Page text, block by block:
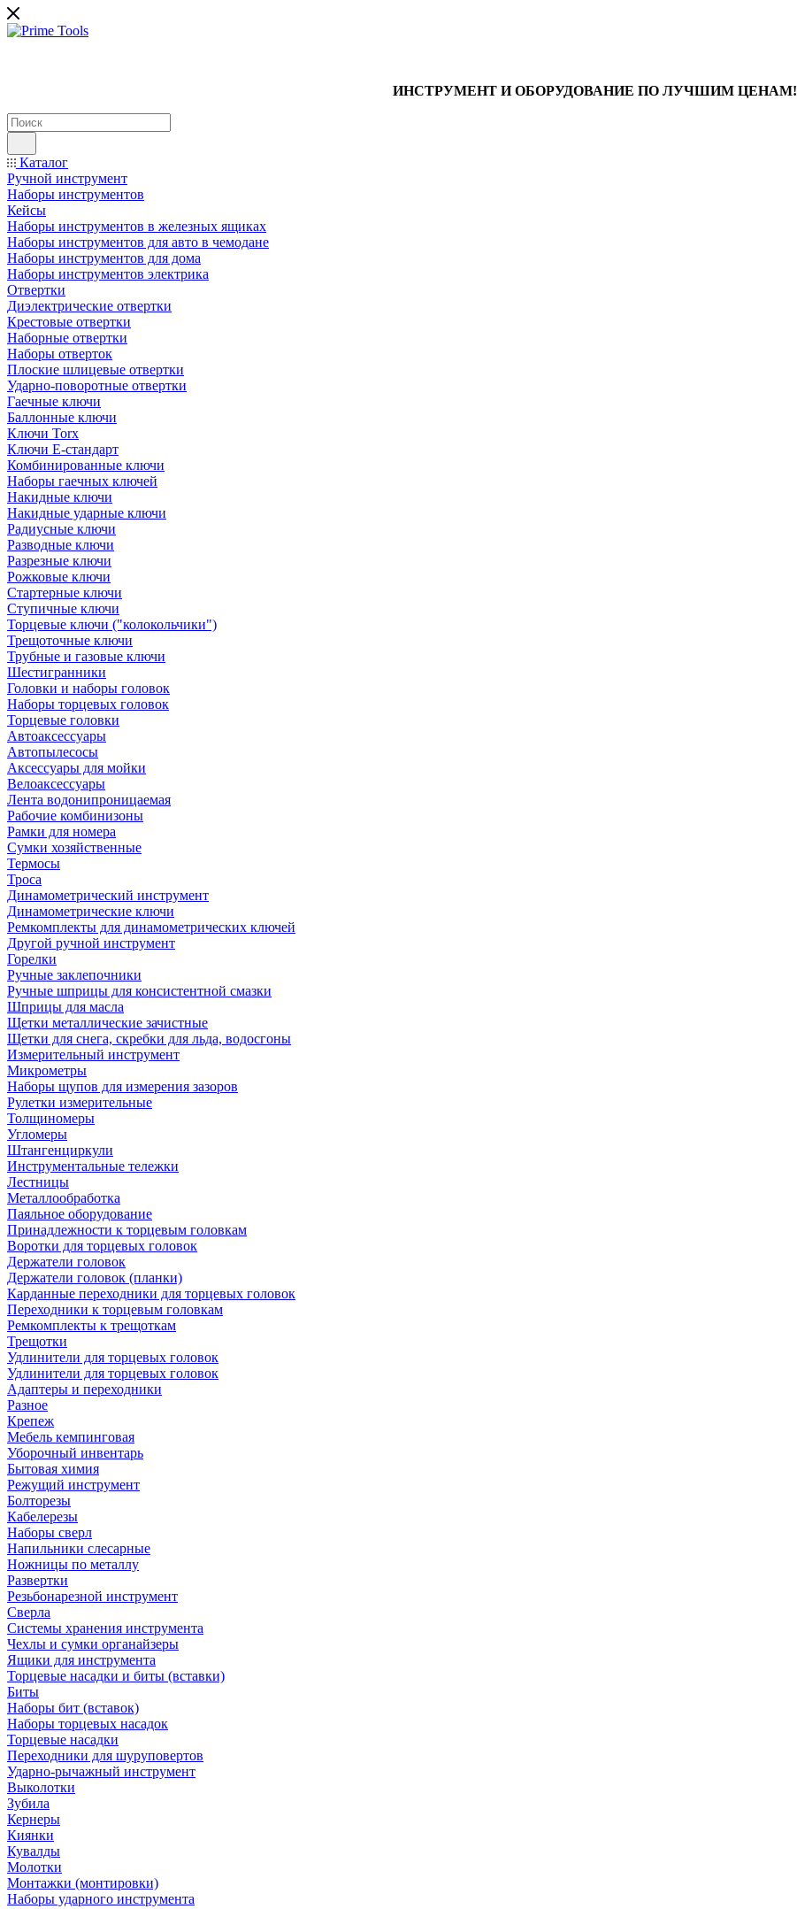
ИНСТРУМЕНТ И ОБОРУДОВАНИЕ ПО ЛУЧШИМ ЦЕНАМ!
Каталог
Ручной инструмент
Наборы инструментов
Кейсы
Наборы инструментов в железных ящиках
Наборы инструментов для авто в чемодане
Наборы инструментов для дома
Наборы инструментов электрика
Отвертки
Диэлектрические отвертки
Крестовые отвертки
Наборные отвертки
Наборы отверток
Плоские шлицевые отвертки
Ударно-поворотные отвертки
Гаечные ключи
Баллонные ключи
Ключи Torx
Ключи Е-стандарт
Комбинированные ключи
Наборы гаечных ключей
Накидные ключи
Накидные ударные ключи
Радиусные ключи
Разводные ключи
Разрезные ключи
Рожковые ключи
Стартерные ключи
Ступичные ключи
Торцевые ключи ("колокольчики")
Трещоточные ключи
Трубные и газовые ключи
Шестигранники
Головки и наборы головок
Наборы торцевых головок
Торцевые головки
Автоаксессуары
Автопылесосы
Аксессуары для мойки
Велоаксессуары
Лента водонипроницаемая
Рабочие комбинизоны
Рамки для номера
Сумки хозяйственные
Термосы
Троса
Динамометрический инструмент
Динамометрические ключи
Ремкомплекты для динамометрических ключей
Другой ручной инструмент
Горелки
Ручные заклепочники
Ручные шприцы для консистентной смазки
Шприцы для масла
Щетки металлические зачистные
Щетки для снега, скребки для льда, водосгоны
Измерительный инструмент
Микрометры
Наборы щупов для измерения зазоров
Рулетки измерительные
Толщиномеры
Угломеры
Штангенциркули
Инструментальные тележки
Лестницы
Металлообработка
Паяльное оборудование
Принадлежности к торцевым головкам
Воротки для торцевых головок
Держатели головок
Держатели головок (планки)
Карданные переходники для торцевых головок
Переходники к торцевым головкам
Ремкомплекты к трещоткам
Трещотки
Удлинители для торцевых головок
Удлинители для торцевых головок
Адаптеры и переходники
Разное
Крепеж
Мебель кемпинговая
Уборочный инвентарь
Бытовая химия
Режущий инструмент
Болторезы
Кабелерезы
Наборы сверл
Напильники слесарные
Ножницы по металлу
Развертки
Резьбонарезной инструмент
Сверла
Системы хранения инструмента
Чехлы и сумки органайзеры
Ящики для инструмента
Торцевые насадки и биты (вставки)
Биты
Наборы бит (вставок)
Наборы торцевых насадок
Торцевые насадки
Переходники для шуруповертов
Ударно-рычажный инструмент
Выколотки
Зубила
Кернеры
Киянки
Кувалды
Молотки
Монтажки (монтировки)
Наборы ударного инструмента